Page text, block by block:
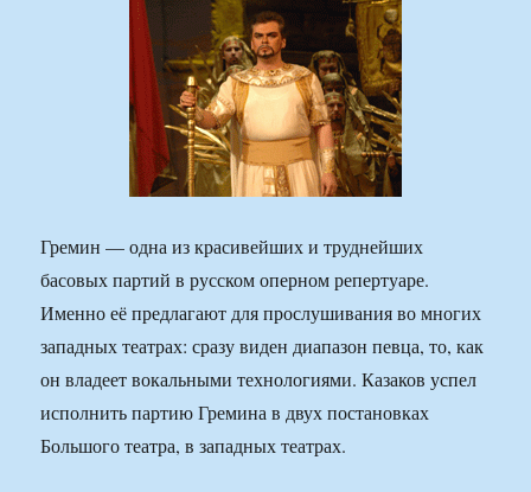
Гремин — одна из красивейших и труднейших
басовых партий в русском оперном репертуаре.
Именно её предлагают для прослушивания во многих
западных театрах: сразу виден диапазон певца, то, как
он владеет вокальными технологиями. Казаков успел
исполнить партию Гремина в двух постановках
Большого театра, в западных театрах.